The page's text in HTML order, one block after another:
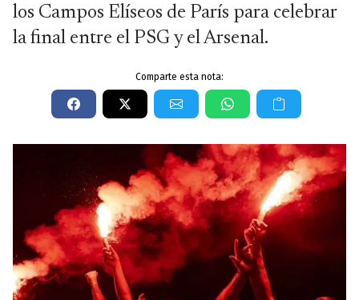
los Campos Elíseos de París para celebrar
la final entre el PSG y el Arsenal.
Comparte esta nota: